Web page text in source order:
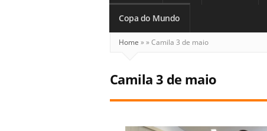
Copa do Mundo
Home »»Camila 3 de maio
Camila 3 de maio